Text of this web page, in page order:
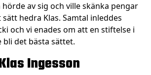
av sig och ville skänka pengar
hedra Klas. Samtal inleddes
och vi enades om att en stiftelse i
bli det bästa sättet.
Ingesson